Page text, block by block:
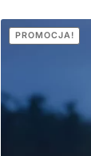
PROMOCJA!